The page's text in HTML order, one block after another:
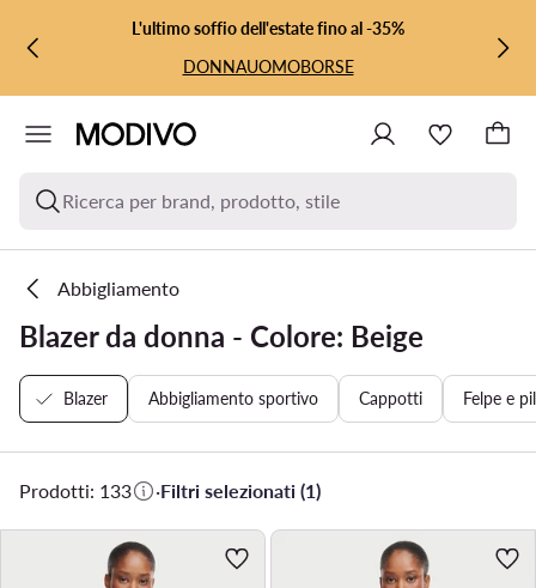
VAI AL CONTENUTO PRINCIPALE
VAI ALLA RICERCAL'ultimo soffio dell'estate fino al -35%
DONNAUOMOBORSE
Ricerca per brand, prodotto, stile
Abbigliamento
Blazer da donna - Colore: Beige
Blazer Abbigliamento sportivo Cappotti Felpe e
Prodotti: 133 ·Filtri selezionati (1)